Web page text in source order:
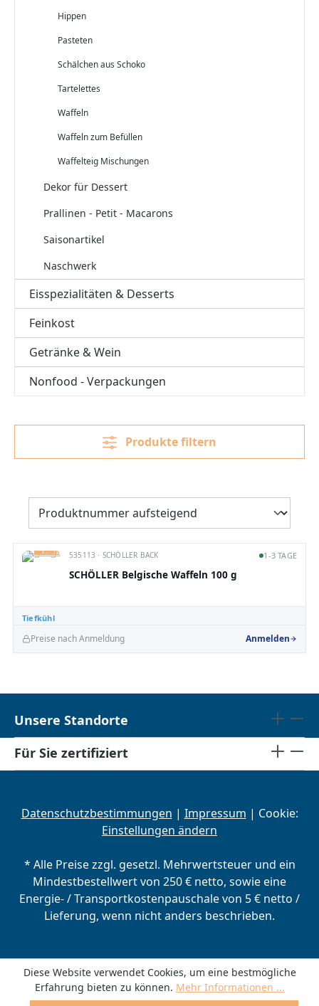
Hippen
Pasteten
Schälchen aus Schoko
Tartelettes
Waffeln
Waffeln zum Befüllen
Waffelteig Mischungen
Dekor für Dessert
Prallinen - Petit - Macarons
Saisonartikel
Naschwerk
Eisspezialitäten & Desserts
Feinkost
Getränke & Wein
Nonfood - Verpackungen
Produkte filtern
Tiefkühl
535113 · SCHÖLLER BACK 1-3 TAGE
SCHÖLLER Belgische Waffeln 100 g
Preise nach Anmeldung Anmelden
Unsere Standorte
Für Sie zertifiziert
Datenschutzbestimmungen | Impressum | Cookie:
Einstellungen ändern
* Alle Preise zzgl. gesetzl. Mehrwertsteuer und ein
Mindestbestellwert von 250 € netto, sowie eine
Energie- / Transportkostenpauschale von 5 € netto /
Lieferung, wenn nicht anders beschrieben.
Diese Website verwendet Cookies, um eine bestmögliche
Erfahrung bieten zu können. Mehr Informationen ...